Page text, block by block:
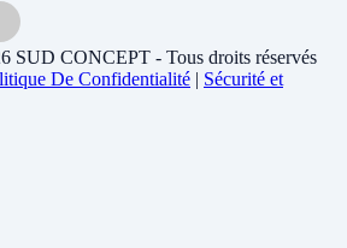
SUD CONCEPT - Tous droits réservés
De Confidentialité | Sécurité et